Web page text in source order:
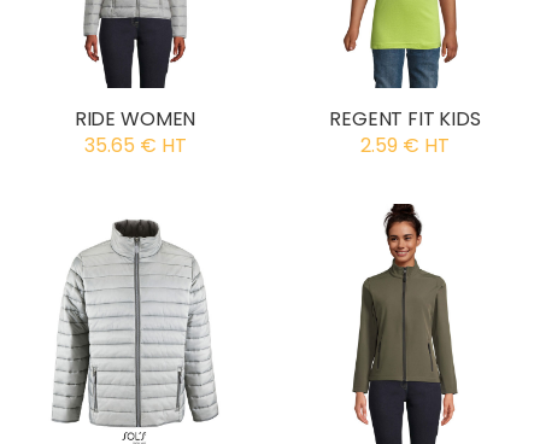
RIDE WOMEN
35.65 € HT
REGENT FIT KIDS
2.59 € HT